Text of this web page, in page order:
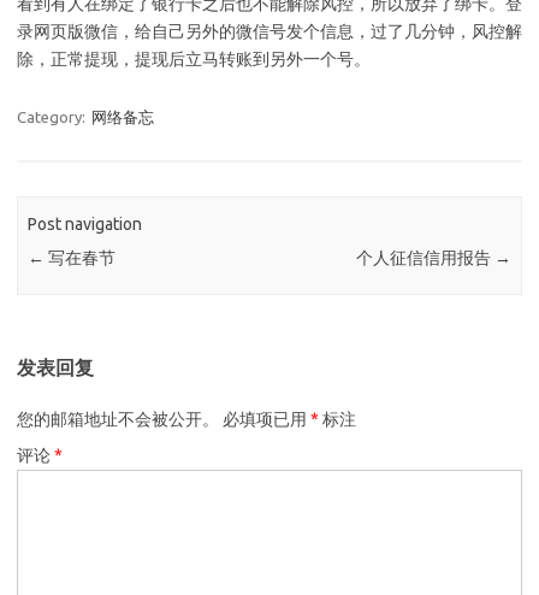
录网页版微信，给自己另外的微信号发个信息，过了几分钟，风控解
除，正常提现，提现后立马转账到另外一个号。
Category: 网络备忘
Post navigation
← 写在春节 个人征信信用报告 →
发表回复
您的邮箱地址不会被公开。 必填项已用 * 标注
评论*